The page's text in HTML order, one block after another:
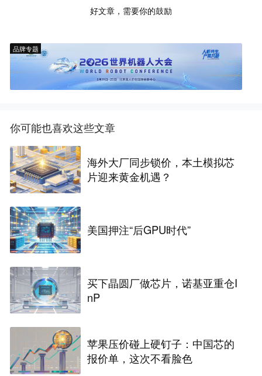
好文章，需要你的鼓励
品牌专题
你可能也喜欢这些文章
海外大厂同步锁价，本土模拟芯
片迎来黄金机遇？
美国押注“后GPU时代”
买下晶圆厂做芯片，诺基亚重仓I
nP
苹果压价碰上硬钉子：中国芯的
报价单，这次不看脸色